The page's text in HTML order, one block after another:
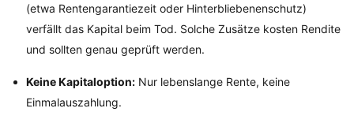
(etwa Rentengarantiezeit oder Hinterbliebenenschutz)
verfällt das Kapital beim Tod. Solche Zusätze kosten Rendite
und sollten genau geprüft werden.
Keine Kapitaloption: Nur lebenslange Rente, keine
Einmalauszahlung.